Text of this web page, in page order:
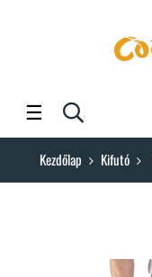
Toggle
navigation
☰
Kezdőlap Kifutó